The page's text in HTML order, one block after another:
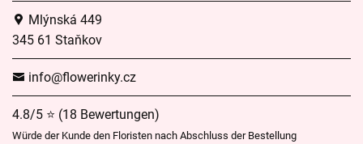
Mlýnská 449
345 61 Staňkov
info@flowerinky.cz
4.8/5 ⭐ (18 Bewertungen)
Würde der Kunde den Floristen nach Abschluss der Bestellung